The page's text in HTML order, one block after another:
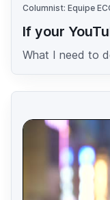
Columnist: Equipe
If your
What I need to